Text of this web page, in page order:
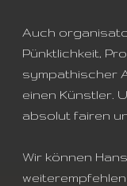
Auch
Pünktlichkeit,
sympathischer
einen Künstler.
absolut fairen
Wir können